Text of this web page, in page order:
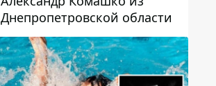
Днепропетровской области